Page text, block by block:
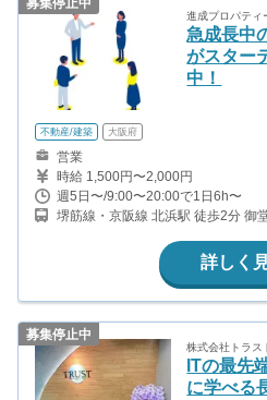
進成プロパティ
急成長中
がスター
中！
不動産/建築 大阪府
営業
時給 1,500円〜2,000円
週5日〜/9:00〜20:00で1日6h〜
堺筋線・京阪線 北浜駅 徒歩2分 御
詳しく
募集停止中
株式会社トラス
ITの最先
に学べる